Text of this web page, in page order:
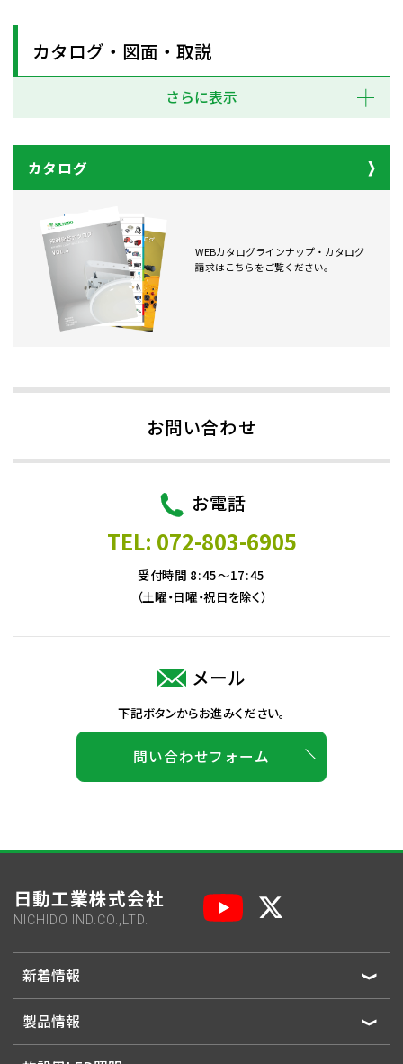
カタログ・図面・取説
さらに表示
カタログ
WEBカタログラインナップ・カタログ
請求はこちらをご覧ください。
お問い合わせ
お電話
TEL: 072-803-6905
受付時間 8:45～17:45
（土曜・日曜・祝日を除く）
メール
下記ボタンからお進みください。
問い合わせフォーム
日動工業株式会社
NICHIDO IND.CO.,LTD.
新着情報
製品情報